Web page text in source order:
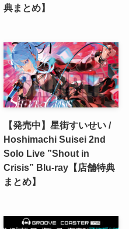
典まとめ】
【発売中】星街すいせい /
Hoshimachi Suisei 2nd
Solo Live ”Shout in
Crisis” Blu-ray【店舗特典
まとめ】